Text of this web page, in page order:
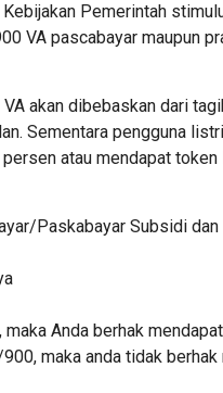
Pemerintah
VA pascabayar maupun
akan dibebaskan dari
Sementara pengguna
atau mendapat
Paskabayar Subsidi
Anda berhak
maka anda tidak berhak